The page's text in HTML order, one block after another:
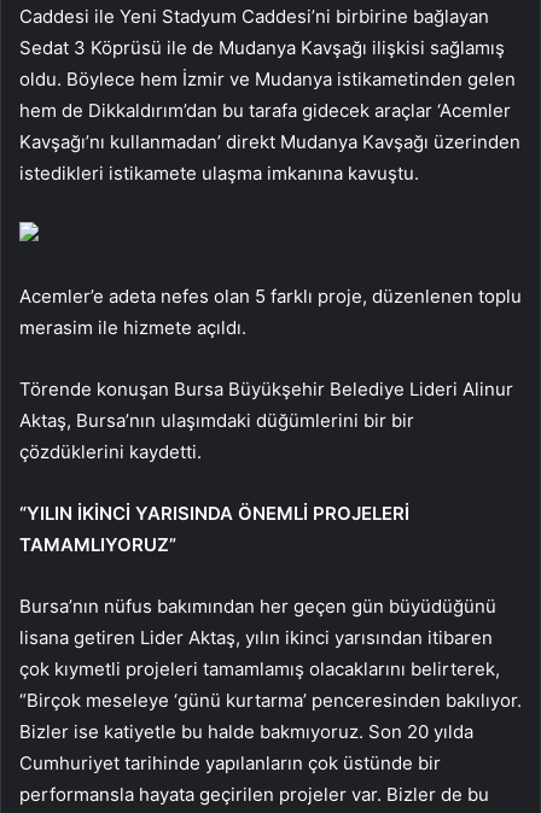
Caddesi ile Yeni Stadyum Caddesi’ni birbirine bağlayan
Sedat 3 Köprüsü ile de Mudanya Kavşağı ilişkisi sağlamış
oldu. Böylece hem İzmir ve Mudanya istikametinden gelen
hem de Dikkaldırım’dan bu tarafa gidecek araçlar ‘Acemler
Kavşağı’nı kullanmadan’ direkt Mudanya Kavşağı üzerinden
istedikleri istikamete ulaşma imkanına kavuştu.
Acemler’e adeta nefes olan 5 farklı proje, düzenlenen toplu
merasim ile hizmete açıldı.
Törende konuşan Bursa Büyükşehir Belediye Lideri Alinur
Aktaş, Bursa’nın ulaşımdaki düğümlerini bir bir
çözdüklerini kaydetti.
“YILIN İKİNCİ YARISINDA ÖNEMLİ PROJELERİ
TAMAMLIYORUZ”
Bursa’nın nüfus bakımından her geçen gün büyüdüğünü
lisana getiren Lider Aktaş, yılın ikinci yarısından itibaren
çok kıymetli projeleri tamamlamış olacaklarını belirterek,
“Birçok meseleye ‘günü kurtarma’ penceresinden bakılıyor.
Bizler ise katiyetle bu halde bakmıyoruz. Son 20 yılda
Cumhuriyet tarihinde yapılanların çok üstünde bir
performansla hayata geçirilen projeler var. Bizler de bu